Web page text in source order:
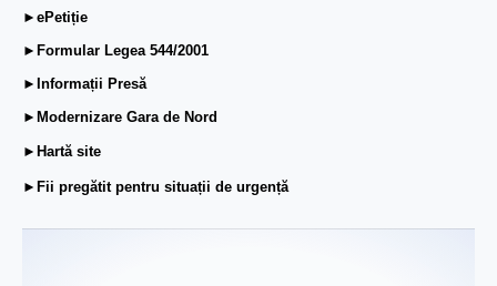
►ePetiție
►Formular Legea 544/2001
►Informații Presă
►Modernizare Gara de Nord
►Hartă site
►Fii pregătit pentru situații de urgență